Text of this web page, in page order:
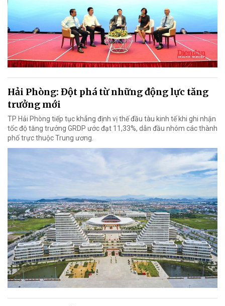
Hải Phòng: Đột phá từ những động lực tăng
trưởng mới
TP Hải Phòng tiếp tục khẳng định vị thế đầu tàu kinh tế khi ghi nhận
tốc độ tăng trưởng GRDP ước đạt 11,33%, dẫn đầu nhóm các thành
phố trực thuộc Trung ương.